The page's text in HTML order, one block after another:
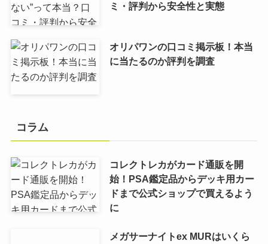
ミ・評判から安全性と実態
オリパワンの口コミ掲示板！本当
に当たるのか評判を調査
コラム
コレクトレカがカード通販を開
始！PSA鑑定品からデッキ用カー
ドまで公式ショップで買えるよう
に
メガサーナイトex MURはいくら